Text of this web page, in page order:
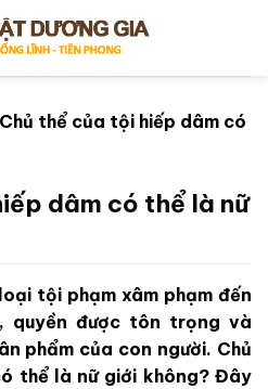
Chủ thể của tội hiếp dâm có
dâm có thể là nữ
tội phạm xâm phạm đến
quyền được tôn trọng và
phẩm của con người. Chủ
thể là nữ giới không? Đây